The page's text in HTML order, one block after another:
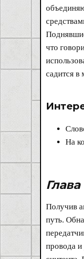
что
садится в
На
Получив
путь.
провода